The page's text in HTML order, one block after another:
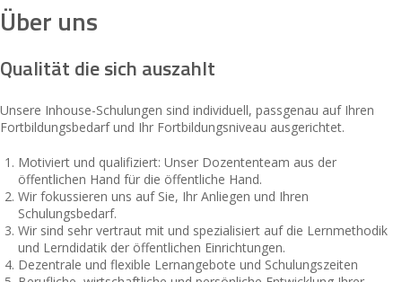
Über uns
Qualität die sich auszahlt
Unsere Inhouse-Schulungen sind individuell, passgenau auf Ihren
Fortbildungsbedarf und Ihr Fortbildungsniveau ausgerichtet.
Motiviert und qualifiziert: Unser Dozententeam aus der
öffentlichen Hand für die öffentliche Hand.
Wir fokussieren uns auf Sie, Ihr Anliegen und Ihren
Schulungsbedarf.
Wir sind sehr vertraut mit und spezialisiert auf die Lernmethodik
und Lerndidatik der öffentlichen Einrichtungen.
Dezentrale und flexible Lernangebote und Schulungszeiten